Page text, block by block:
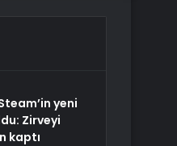
yeni
Zirveyi
kaptı